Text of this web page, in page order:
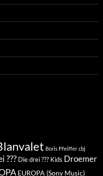
Boris Pfeiffer cbj
??? Die drei ??? Kids Droemer
EUROPA (Sony Music)